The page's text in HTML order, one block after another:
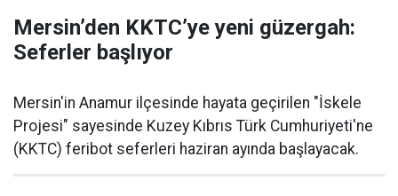
Mersin’den KKTC’ye yeni güzergah:
Seferler başlıyor
Mersin'in Anamur ilçesinde hayata geçirilen "İskele
Projesi" sayesinde Kuzey Kıbrıs Türk Cumhuriyeti'ne
(KKTC) feribot seferleri haziran ayında başlayacak.